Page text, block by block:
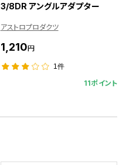
3/8DR アングルアダプター
アストロプロダクツ
1,210円
1件
11ポイント